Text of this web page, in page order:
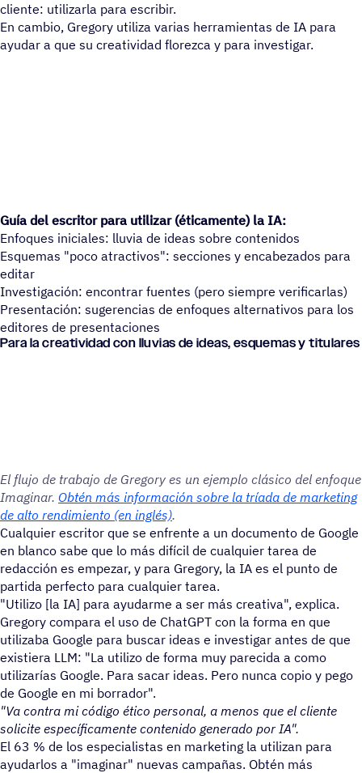
cliente: utilizarla para escribir.
En cambio, Gregory utiliza varias herramientas de IA para
ayudar a que su creatividad florezca y para investigar.
Guía del escritor para utilizar (éticamente) la IA:
Enfoques iniciales: lluvia de ideas sobre contenidos
Esquemas "poco atractivos": secciones y encabezados para
editar
Investigación: encontrar fuentes (pero siempre verificarlas)
Presentación: sugerencias de enfoques alternativos para los
editores de presentaciones
Para la creatividad con lluvias de ideas, esquemas y titulares
El flujo de trabajo de Gregory es un ejemplo clásico del enfoque
Imagi­nar. Obtén más infor­ma­ción sobre la tríada de marke­ting
de alto rendi­miento (en inglés).
Cualquier escritor que se enfrente a un documento de Google
en blanco sabe que lo más difícil de cualquier tarea de
redacción es empezar, y para Gregory, la IA es el punto de
partida perfecto para cualquier tarea.
"Utilizo [la IA] para ayudarme a ser más creativa", explica.
Gregory compara el uso de ChatGPT con la forma en que
utilizaba Google para buscar ideas e investigar antes de que
existiera LLM: "La utilizo de forma muy parecida a como
utilizarías Google. Para sacar ideas. Pero nunca copio y pego
de Google en mi borrador".
"Va contra mi código ético personal, a menos que el cliente
solicite específicamente contenido generado por IA".
El 63 % de los especialistas en marketing la utilizan para
ayudarlos a "imaginar" nuevas campañas. Obtén más